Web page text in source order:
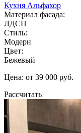
Кухня Альфахор
Материал фасада:
ЛДСП
Стиль:
Модерн
Цвет:
Бежевый
Цена: от 39 000 руб.
Рассчитать